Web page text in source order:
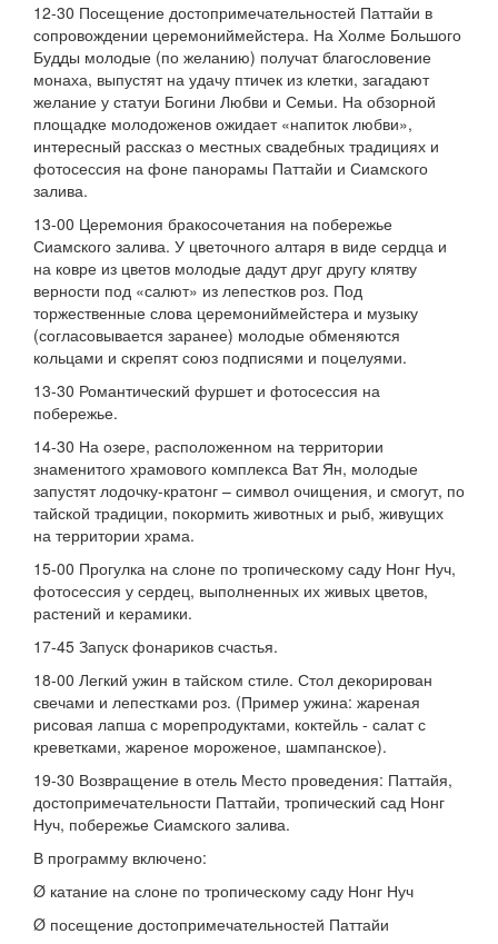
12-30 Посещение достопримечательностей Паттайи в
сопровождении церемониймейстера. На Холме Большого
Будды молодые (по желанию) получат благословение
монаха, выпустят на удачу птичек из клетки, загадают
желание у статуи Богини Любви и Семьи. На обзорной
площадке молодоженов ожидает «напиток любви»,
интересный рассказ о местных свадебных традициях и
фотосессия на фоне панорамы Паттайи и Сиамского
залива.
13-00 Церемония бракосочетания на побережье
Сиамского залива. У цветочного алтаря в виде сердца и
на ковре из цветов молодые дадут друг другу клятву
верности под «салют» из лепестков роз. Под
торжественные слова церемониймейстера и музыку
(согласовывается заранее) молодые обменяются
кольцами и скрепят союз подписями и поцелуями.
13-30 Романтический фуршет и фотосессия на
побережье.
14-30 На озере, расположенном на территории
знаменитого храмового комплекса Ват Ян, молодые
запустят лодочку-кратонг – символ очищения, и смогут, по
тайской традиции, покормить животных и рыб, живущих
на территории храма.
15-00 Прогулка на слоне по тропическому саду Нонг Нуч,
фотосессия у сердец, выполненных их живых цветов,
растений и керамики.
17-45 Запуск фонариков счастья.
18-00 Легкий ужин в тайском стиле. Стол декорирован
свечами и лепестками роз. (Пример ужина: жареная
рисовая лапша с морепродуктами, коктейль - салат с
креветками, жареное мороженое, шампанское).
19-30 Возвращение в отель Место проведения: Паттайя,
достопримечательности Паттайи, тропический сад Нонг
Нуч, побережье Сиамского залива.
В программу включено:
Ø катание на слоне по тропическому саду Нонг Нуч
Ø посещение достопримечательностей Паттайи